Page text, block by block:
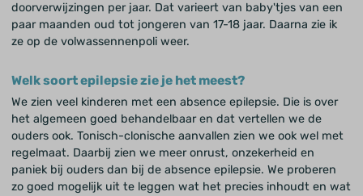
doorverwijzingen per jaar. Dat varieert van baby'tjes van een
paar maanden oud tot jongeren van 17-18 jaar. Daarna zie ik
ze op de volwassennenpoli weer.
Welk soort epilepsie zie je het meest?
We zien veel kinderen met een absence epilepsie. Die is over
het algemeen goed behandelbaar en dat vertellen we de
ouders ook. Tonisch-clonische aanvallen zien we ook wel met
regelmaat. Daarbij zien we meer onrust, onzekerheid en
paniek bij ouders dan bij de absence epilepsie. We proberen
zo goed mogelijk uit te leggen wat het precies inhoudt en wat